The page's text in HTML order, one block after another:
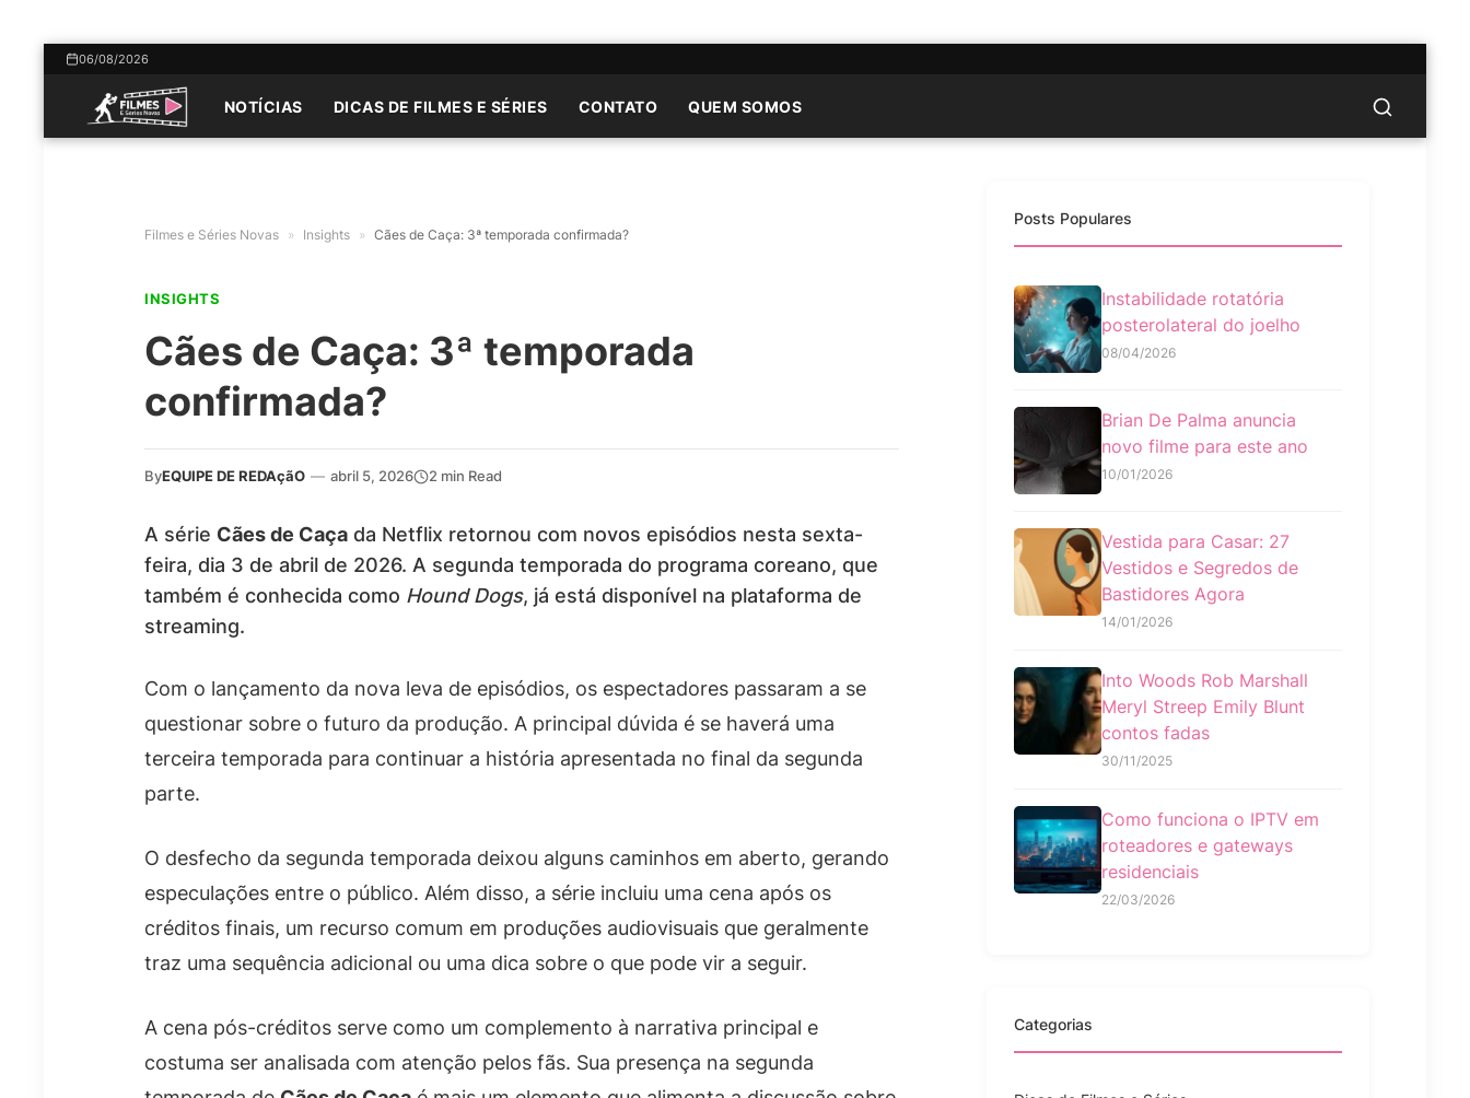
06/08/2026
NOTÍCIAS DICAS DE FILMES E SÉRIES CONTATO QUEM SOMOS
Filmes e Séries Novas » Insights » Cães de Caça: 3ª temporada confirmada?
INSIGHTS
Cães de Caça: 3ª temporada
confirmada?
ByEQUIPE DE REDAçãO — abril 5, 2026 2 min Read
A série Cães de Caça da Netflix retornou com novos episódios nesta sexta-
feira, dia 3 de abril de 2026. A segunda temporada do programa coreano, que
também é conhecida como Hound Dogs, já está disponível na plataforma de
streaming.
Com o lançamento da nova leva de episódios, os espectadores passaram a se
questionar sobre o futuro da produção. A principal dúvida é se haverá uma
terceira temporada para continuar a história apresentada no final da segunda
parte.
O desfecho da segunda temporada deixou alguns caminhos em aberto, gerando
especulações entre o público. Além disso, a série incluiu uma cena após os
créditos finais, um recurso comum em produções audiovisuais que geralmente
traz uma sequência adicional ou uma dica sobre o que pode vir a seguir.
A cena pós-créditos serve como um complemento à narrativa principal e
costuma ser analisada com atenção pelos fãs. Sua presença na segunda
Posts Populares
Instabilidade rotatória
posterolateral do joelho
08/04/2026
Brian De Palma anuncia
novo filme para este ano
10/01/2026
Vestida para Casar: 27
Vestidos e Segredos de
Bastidores Agora
14/01/2026
Into Woods Rob Marshall
Meryl Streep Emily Blunt
contos fadas
30/11/2025
Como funciona o IPTV em
roteadores e gateways
residenciais
22/03/2026
Categorias